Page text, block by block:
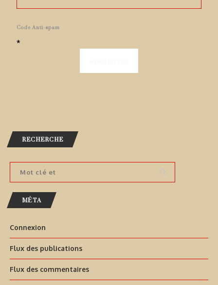
Code Anti-spam
*
RECHERCHE
MÉTA
Connexion
Flux des publications
Flux des commentaires